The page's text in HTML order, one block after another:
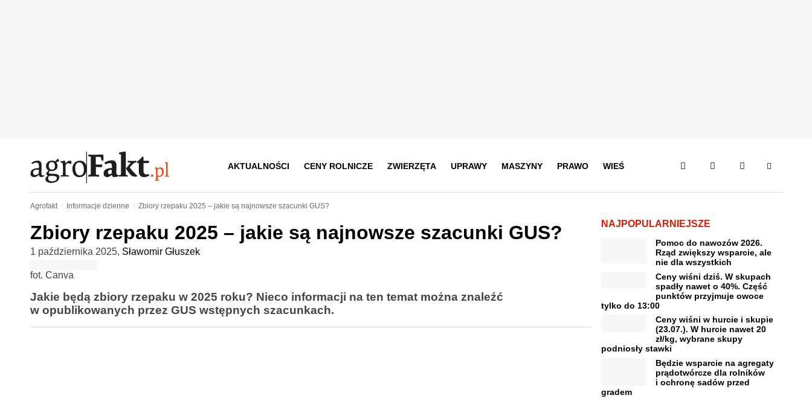
AKTUALNOŚCI CENY ROLNICZE ZWIERZĘTA UPRAWY MASZYNY PRAWO WIEŚ
Agrofakt Informacje dzienne Zbiory rzepaku 2025 – jakie są najnowsze szacunki GUS?
Zbiory rzepaku 2025 – jakie są najnowsze szacunki GUS?
1 października 2025, Sławomir Głuszek
fot. Canva
Jakie będą zbiory rzepaku w 2025 roku? Nieco informacji na ten temat można znaleźć
w opublikowanych przez GUS wstępnych szacunkach.
NAJPOPULARNIEJSZE
Pomoc do nawozów 2026.
Rząd zwiększy wsparcie, ale
nie dla wszystkich
Ceny wiśni dziś. W skupach
spadły nawet o 40%. Część
punktów przyjmuje owoce
tylko do 13:00
Ceny wiśni w hurcie i skupie
(23.07.). W hurcie nawet 20
zł/kg, wybrane skupy
podniosły stawki
Będzie wsparcie na agregaty
prądotwórcze dla rolników
i ochronę sadów przed
gradem